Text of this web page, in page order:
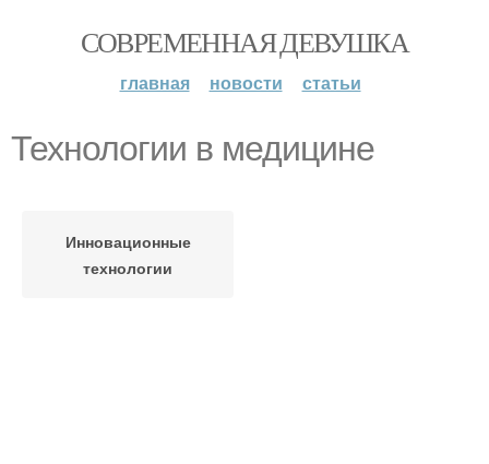
СОВРЕМЕННАЯ ДЕВУШКА
главная новости статьи
Технологии в медицине
Инновационные
технологии